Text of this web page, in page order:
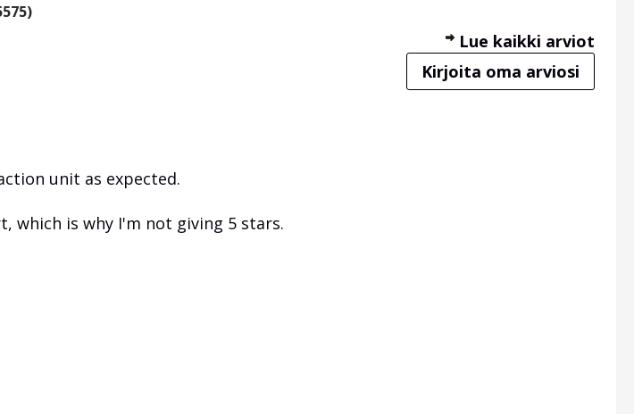
Lue kaikki arviot
Kirjoita oma arviosi
unit as expected.
which is why I'm not giving 5 stars.